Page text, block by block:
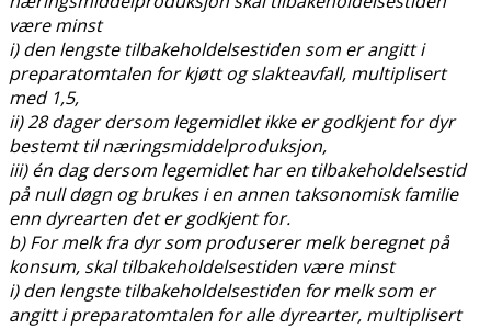
være minst
i) den lengste tilbakeholdelsestiden som er angitt i
preparatomtalen for kjøtt og slakteavfall, multiplisert
med 1,5,
ii) 28 dager dersom legemidlet ikke er godkjent for dyr
bestemt til næringsmiddelproduksjon,
iii) én dag dersom legemidlet har en tilbakeholdelsestid
på null døgn og brukes i en annen taksonomisk familie
enn dyrearten det er godkjent for.
b) For melk fra dyr som produserer melk beregnet på
konsum, skal tilbakeholdelsestiden være minst
i) den lengste tilbakeholdelsestiden for melk som er
angitt i preparatomtalen for alle dyrearter, multiplisert